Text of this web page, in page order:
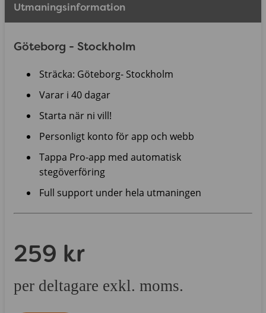
Utmaningsinformation
Göteborg - Stockholm
Sträcka: Göteborg- Stockholm
Varar i 40 dagar
Starta när ni vill!
Personligt konto för app och webb
Tappa Pro-app med automatisk
stegöverföring
Full support under hela utmaningen
259 kr
per deltagare exkl. moms.